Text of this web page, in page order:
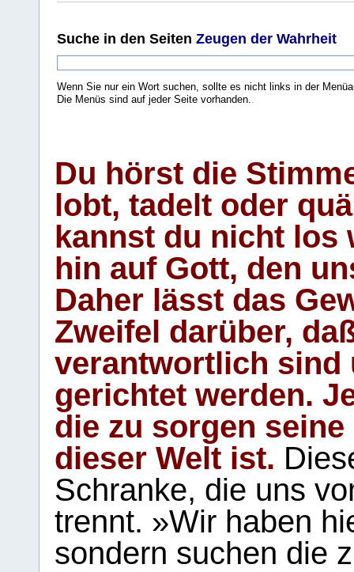
Suche in den Seiten Zeugen der Wahrheit
Wenn Sie nur ein Wort suchen, sollte es nicht links in der
Die Menüs sind auf jeder Seite vorhanden..
Du hörst die
lobt, tadelt oder
kannst du nicht los
hin auf Gott, den
Daher lässt das
Zweifel darüber,
verantwortlich sind
gerichtet werden.
die zu sorgen
dieser Welt ist.
Schranke, die uns
trennt. »Wir haben
sondern suchen die